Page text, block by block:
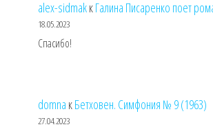
alex-sidmakкГалина Писаренко поет
18.05.2023
Спасибо!
domna кБетховен. Симфония № 9 (1963)
27.04.2023